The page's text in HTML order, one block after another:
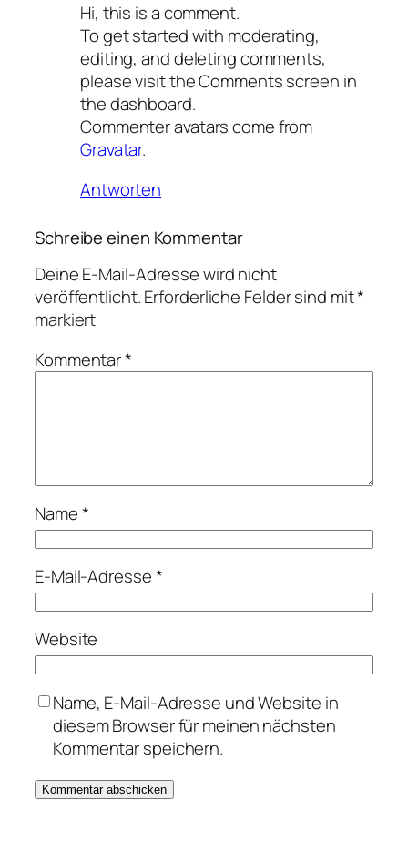
Hi, this is a comment.
To get started with moderating,
editing, and deleting comments,
please visit the Comments screen in
the dashboard.
Commenter avatars come from
Gravatar.
Antworten
Schreibe einen Kommentar
Deine E-Mail-Adresse wird nicht
veröffentlicht.Erforderliche Felder sind mit*
markiert
Kommentar*
Name*
E-Mail-Adresse*
Website
Name, E-Mail-Adresse und Website in
diesem Browser für meinen nächsten
Kommentar speichern.